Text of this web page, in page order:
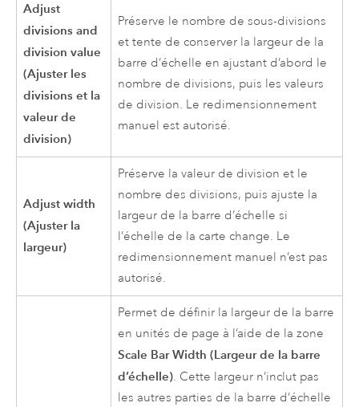
Adjust
divisions and
division value
(Ajuster les
divisions et la
valeur de
division)
Préserve le nombre de sous-divisions
et tente de conserver la largeur de la
barre d’échelle en ajustant d’abord le
nombre de divisions, puis les valeurs
de division. Le redimensionnement
manuel est autorisé.
Adjust width
(Ajuster la
largeur)
Préserve la valeur de division et le
nombre des divisions, puis ajuste la
largeur de la barre d’échelle si
l’échelle de la carte change. Le
redimensionnement manuel n’est pas
autorisé.
Permet de définir la largeur de la barre
en unités de page à l’aide de la zone
Scale Bar Width (Largeur de la barre
d’échelle). Cette largeur n’inclut pas
les autres parties de la barre d’échelle